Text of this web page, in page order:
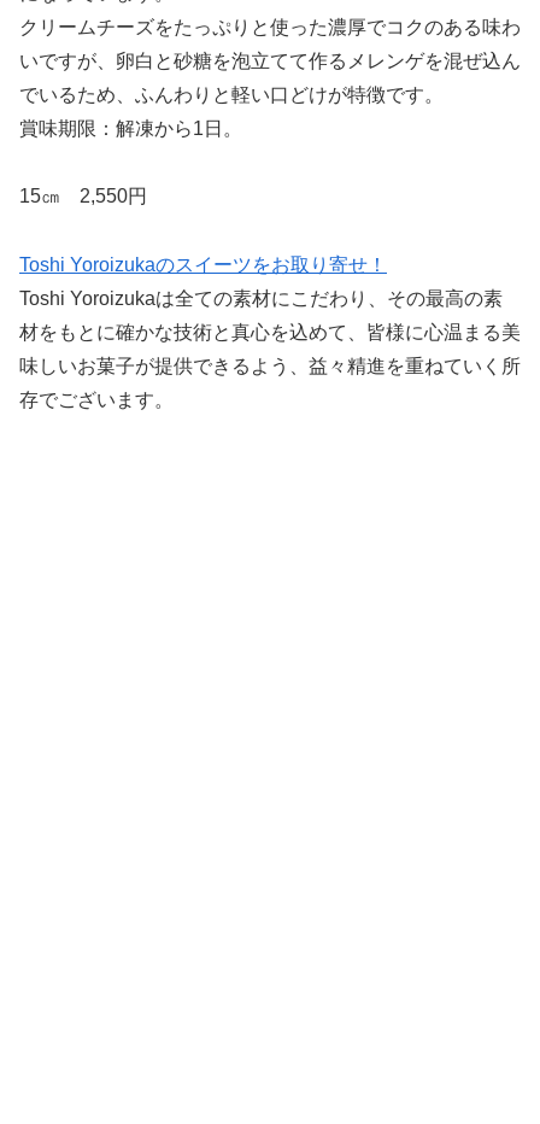
クリームチーズをたっぷりと使った濃厚でコクのある味わ
いですが、卵白と砂糖を泡立てて作るメレンゲを混ぜ込ん
でいるため、ふんわりと軽い口どけが特徴です。
賞味期限：解凍から1日。
15㎝ 2,550円
Toshi Yoroizukaのスイーツをお取り寄せ！
Toshi Yoroizukaは全ての素材にこだわり、その最高の素
材をもとに確かな技術と真心を込めて、皆様に心温まる美
味しいお菓子が提供できるよう、益々精進を重ねていく所
存でございます。